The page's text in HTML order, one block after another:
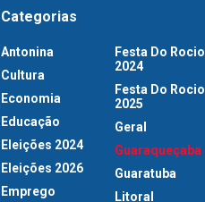
Categorias
Antonina
Cultura
Economia
Educação
Eleições 2024
Eleições 2026
Emprego
Festa Do Rocio
2024
Festa Do Rocio
2025
Geral
Guaraqueçaba
Guaratuba
Litoral